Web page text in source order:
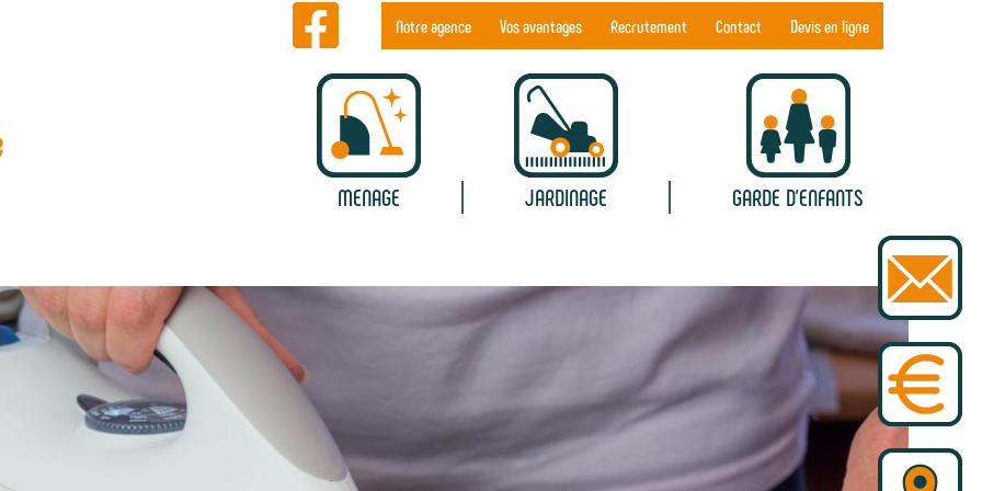
Notre agence Vos avantages Recrutement Contact Devis en ligne
MENAGE JARDINAGE GARDE D'ENFANTS